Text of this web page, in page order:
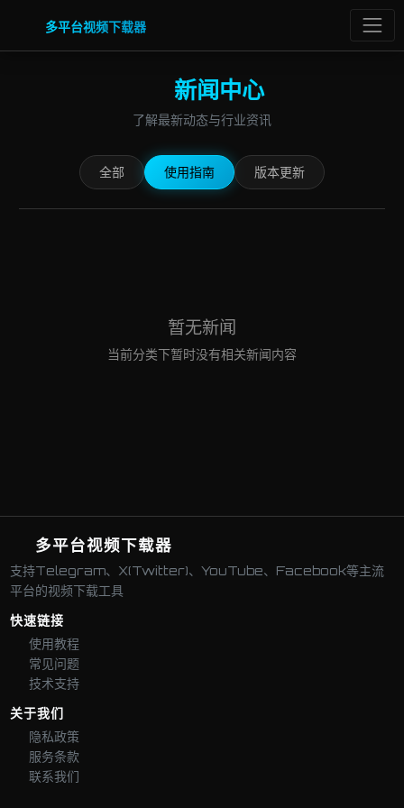
多平台视频下载器
新闻中心
了解最新动态与行业资讯
全部 使用指南 版本更新
暂无新闻
当前分类下暂时没有相关新闻内容
多平台视频下载器
支持Telegram、X(Twitter)、YouTube、Facebook等主流
平台的视频下载工具
快速链接
使用教程
常见问题
技术支持
关于我们
隐私政策
服务条款
联系我们